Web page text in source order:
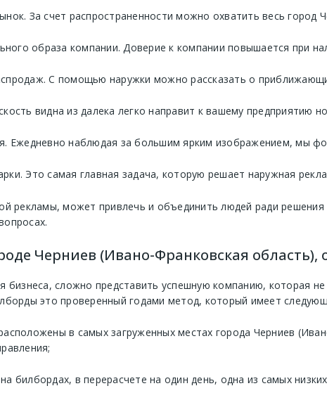
За счет распространенности можно охватить весь город
образа компании. Доверие к компании повышается при
С помощью наружки можно рассказать о
видна из далека легко направит к вашему предприятию
Ежедневно наблюдая за большим ярким изображением, мы
Это самая главная задача, которую решает наружная
рекламы, может привлечь и объединить людей ради
Черниев (Ивано-Франковская
бизнеса, сложно представить успешную компанию, которая
это проверенный годами метод, который имеет
в самых загруженных местах города Черниев
билбордах, в перерасчете на один день, одна из самых